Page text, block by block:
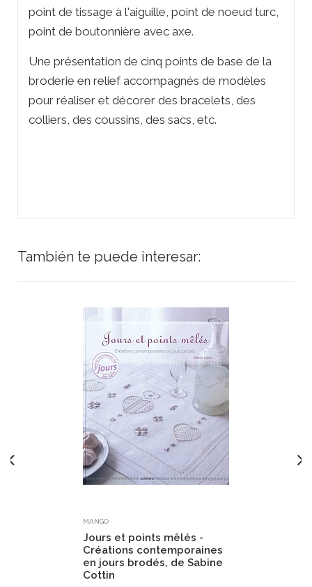
point de tissage à l'aiguille, point de noeud turc,
point de boutonnière avec axe.
Une présentation de cinq points de base de la
broderie en relief accompagnés de modèles
pour réaliser et décorer des bracelets, des
colliers, des coussins, des sacs, etc.
También te puede interesar:
MANGO
Jours et points mêlés -
Créations contemporaines
en jours brodés, de Sabine
Cottin